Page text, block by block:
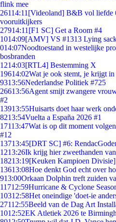
flink mee
26114:11 [Videoland] B&B vol liefde
vooruitkijkers
27914:11 [F1 SC] Get a Room #4
1014:09[AMV] VS #1313 Lying
014:07Noodtoestand in westelijke
bosbranden
1214:03[RTL4] Bestemming X
19614:02Wat je ook stemt, je krijgt
9313:56Nederlandse Politiek #725
26613:56Agent smijt zwangere
#2
13913:55Huisarts doet haar werk
8213:54Vuelta a España 2026 #1
17113:47Wat is op dit moment
#12
13713:45[DRT SC] #6:
1213:26Ik krijg hier zweethanden
18213:19[Keuken Kampioen
13613:08Hoe denkt God echt over
913:00Orkaan Dolphin treft zuiden
11712:59Hurricane & Cyclone
10312:58Het oneindige 'doet-ie
27112:55Beeld van de Dag Art
1012:52EK Atletiek 2026 te